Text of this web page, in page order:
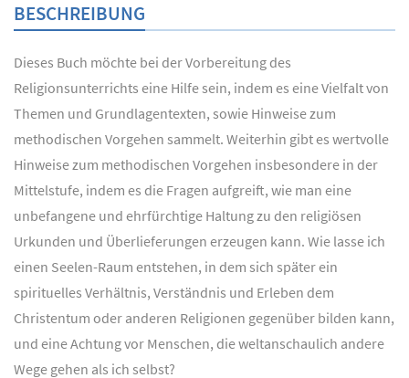
BESCHREIBUNG
Dieses Buch möchte bei der Vorbereitung des
Religionsunterrichts eine Hilfe sein, indem es eine Vielfalt von
Themen und Grundlagentexten, sowie Hinweise zum
methodischen Vorgehen sammelt. Weiterhin gibt es wertvolle
Hinweise zum methodischen Vorgehen insbesondere in der
Mittelstufe, indem es die Fragen aufgreift, wie man eine
unbefangene und ehrfürchtige Haltung zu den religiösen
Urkunden und Überlieferungen erzeugen kann. Wie lasse ich
einen Seelen-Raum entstehen, in dem sich später ein
spirituelles Verhältnis, Verständnis und Erleben dem
Christentum oder anderen Religionen gegenüber bilden kann,
und eine Achtung vor Menschen, die weltanschaulich andere
Wege gehen als ich selbst?